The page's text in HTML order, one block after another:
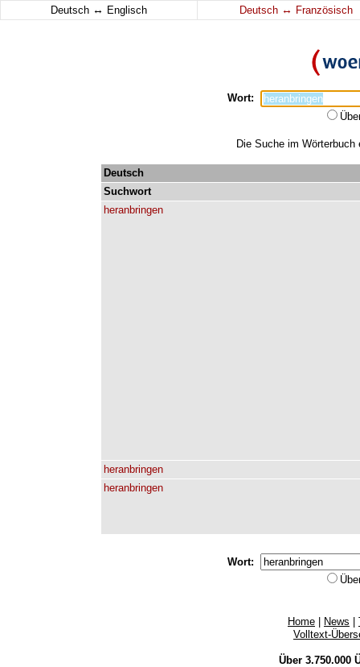
Deutsch ↔ Englisch Deutsch ↔ Französisch
Wort:
Die Suche im
Deutsch
Suchwort
heranbringen
heranbringen
heranbringen
Wort:
Home News
Volltext-
Über 3.750.000